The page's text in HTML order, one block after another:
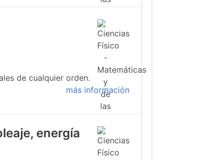
de cualquier orden.
más información
energía